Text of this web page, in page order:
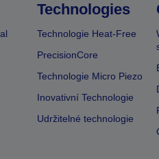
Technologies
Technologie Heat-Free
PrecisionCore
Technologie Micro Piezo
Inovativní Technologie
Udržitelné technologie